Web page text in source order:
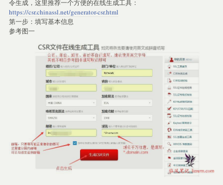
令生成，这里推荐一个方便的在线生成工具：
https://csr.chinassl.net/generator-csr.html
第一步：填写基本信息
参考图一